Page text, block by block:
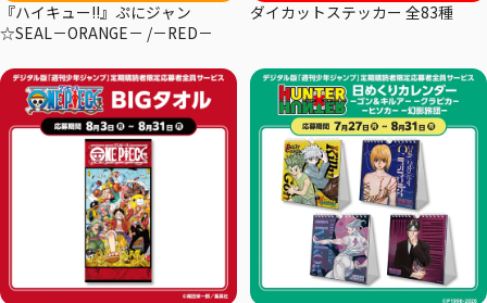
『ハイキュー!!』ぷにジャン
☆SEAL－ORANGE－ /－RED－
ダイカットステッカー 全83種